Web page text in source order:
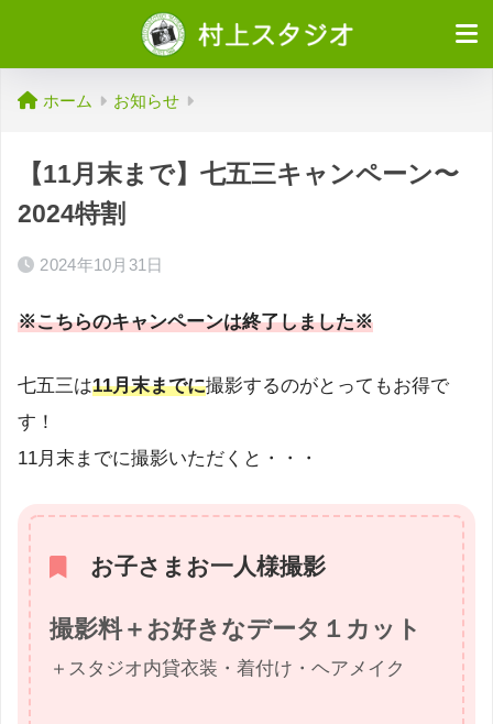
ホーム お知らせ
【11月末まで】七五三キャンペーン〜
2024特割
2024年10月31日
※こちらのキャンペーンは終了しました※
七五三は11月末までに撮影するのがとってもお得で
す！
11月末までに撮影いただくと・・・
お子さまお一人様撮影
撮影料＋お好きなデータ１カット
＋スタジオ内貸衣装・着付け・ヘアメイク